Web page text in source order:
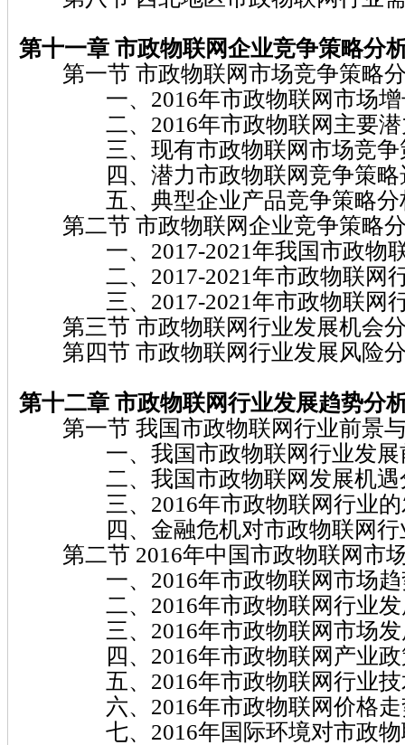
第十一章 市政物联网企业竞争策略分
第一节 市政物联网市场竞争策略
一、2016年市政物联网市场增
二、2016年市政物联网主要潜
三、现有市政物联网市场竞争
四、潜力市政物联网竞争策略
五、典型企业产品竞争策略分
第二节 市政物联网企业竞争策略
一、2017-2021年我国市政物联
二、2017-2021年市政物联网行
三、2017-2021年市政物联网行
第三节 市政物联网行业发展机会
第四节 市政物联网行业发展风险
第十二章 市政物联网行业发展趋势分
第一节 我国市政物联网行业前景
一、我国市政物联网行业发展
二、我国市政物联网发展机遇
三、2016年市政物联网行业的
四、金融危机对市政物联网行
第二节 2016年中国市政物联网市
一、2016年市政物联网市场趋
二、2016年市政物联网行业发
三、2016年市政物联网市场发
四、2016年市政物联网产业政
五、2016年市政物联网行业技
六、2016年市政物联网价格走
七、2016年国际环境对市政物